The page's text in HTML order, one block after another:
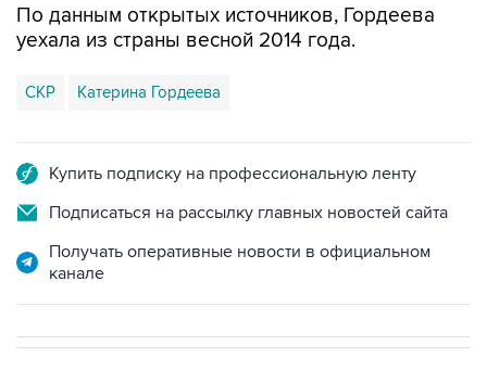
По данным открытых источников, Гордеева
уехала из страны весной 2014 года.
СКР Катерина Гордеева
Купить подписку на профессиональную ленту
Подписаться на рассылку главных новостей сайта
Получать оперативные новости в официальном
канале